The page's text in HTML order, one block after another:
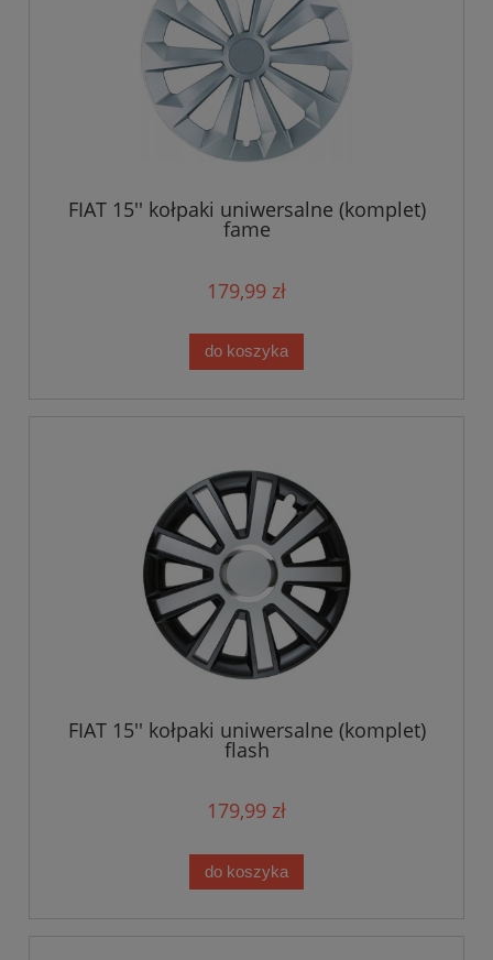
FIAT 15'' kołpaki uniwersalne (komplet)
fame
179,99 zł
do koszyka
FIAT 15'' kołpaki uniwersalne (komplet)
flash
179,99 zł
do koszyka